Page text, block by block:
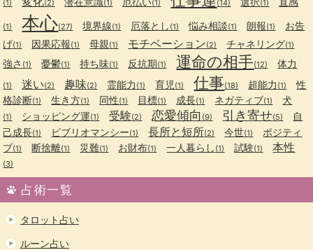
(1) (2) (1) (1) (14) (1)
(1) 本心(27) 境界線(1) 厄落とし (1) 悩み相談(1) 朗報(1)
お告
げ(1) 因果応報(1) 母親(1) モチベーション(2) チャネリング(1)
強さ (1) 憂鬱(1) 持ち味(1) 反抗期(1) 運命の相手(12) 体力
(1) 迷い(2) 趣味(2) 霊能力 (1) 育児 (1) 仕事(18) 超能力 (1)
性
格診断(1) 生き方(1) 同性(1) 目標(1) 成長(1) ネガティブ(1) 犬
(1) ショッピング運(1) 受験(2) 恋愛傾向 (9) 引き寄せ(5)
自
己成長(1) ビブリオマンシー(1) 長所と短所(2) 今世(1)
ポジティ
ブ(1) 断捨離(1) 災難(1) お財布(1) 一人暮らし (1) 試験(1) 本性
(3)
占術一覧
タロット占い
ルーン占い